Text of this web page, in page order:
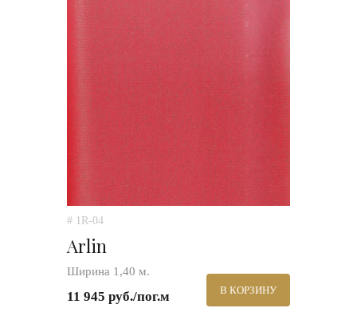
# 1R-04
Arlin
Ширина 1,40 м.
11 945 руб./пог.м В КОРЗИНУ